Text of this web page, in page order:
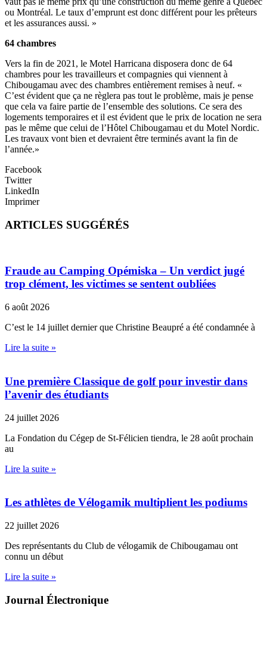
ou Montréal. Le taux d’emprunt est donc différent pour les prêteurs
et les assurances aussi. »
64 chambres
Vers la fin de 2021, le Motel Harricana disposera donc de 64
chambres pour les travailleurs et compagnies qui viennent à
Chibougamau avec des chambres entièrement remises à neuf. «
C’est évident que ça ne règlera pas tout le problème, mais je pense
que cela va faire partie de l’ensemble des solutions. Ce sera des
logements temporaires et il est évident que le prix de location ne sera
pas le même que celui de l’Hôtel Chibougamau et du Motel Nordic.
Les travaux vont bien et devraient être terminés avant la fin de
l’année.»
Facebook
Twitter
LinkedIn
Imprimer
ARTICLES SUGGÉRÉS
Fraude au Camping Opémiska – Un verdict jugé
trop clément, les victimes se sentent oubliées
6 août 2026
C’est le 14 juillet dernier que Christine Beaupré a été condamnée à
Lire la suite »
Une première Classique de golf pour investir dans
l’avenir des étudiants
24 juillet 2026
La Fondation du Cégep de St-Félicien tiendra, le 28 août prochain
au
Lire la suite »
Les athlètes de Vélogamik multiplient les podiums
22 juillet 2026
Des représentants du Club de vélogamik de Chibougamau ont
connu un début
Lire la suite »
Journal Électronique